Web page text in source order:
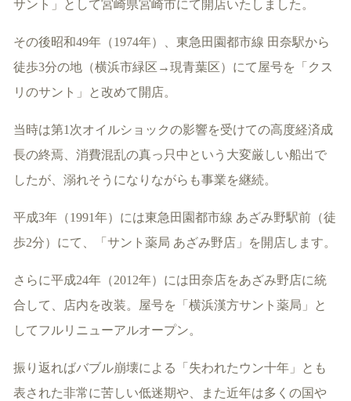
サント」として宮崎県宮崎市にて開店いたしました。
その後昭和49年（1974年）、東急田園都市線 田奈駅から
徒歩3分の地（横浜市緑区→現青葉区）にて屋号を「クス
リのサント」と改めて開店。
当時は第1次オイルショックの影響を受けての高度経済成
長の終焉、消費混乱の真っ只中という大変厳しい船出で
したが、溺れそうになりながらも事業を継続。
平成3年（1991年）には東急田園都市線 あざみ野駅前（徒
歩2分）にて、「サント薬局 あざみ野店」を開店します。
さらに平成24年（2012年）には田奈店をあざみ野店に統
合して、店内を改装。屋号を「横浜漢方サント薬局」と
してフルリニューアルオープン。
振り返ればバブル崩壊による「失われたウン十年」とも
表された非常に苦しい低迷期や、また近年は多くの国や